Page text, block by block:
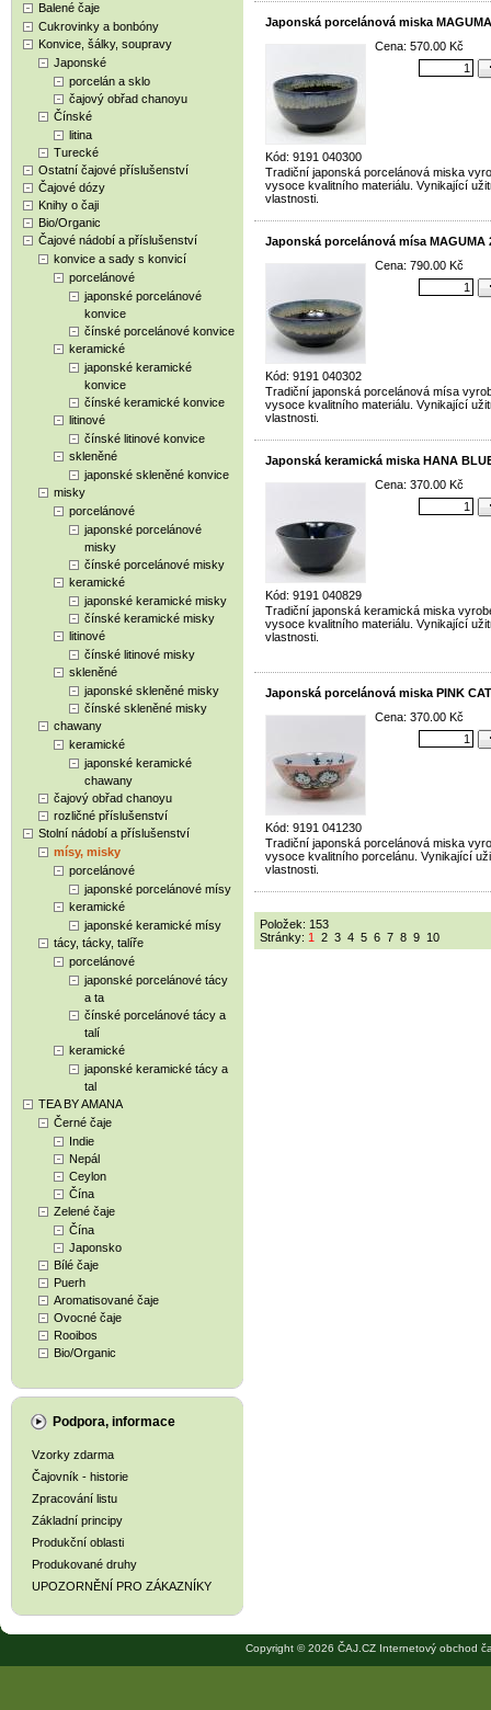
Balené čaje
Cukrovinky a bonbóny
Konvice, šálky, soupravy
Japonské
porcelán a sklo
čajový obřad chanoyu
Čínské
litina
Turecké
Ostatní čajové příslušenství
Čajové dózy
Knihy o čaji
Bio/Organic
Čajové nádobí a příslušenství
konvice a sady s konvicí
porcelánové
japonské porcelánové
konvice
čínské porcelánové konvice
keramické
japonské keramické
konvice
čínské keramické konvice
litinové
čínské litinové konvice
skleněné
japonské skleněné konvice
misky
porcelánové
japonské porcelánové
misky
čínské porcelánové misky
keramické
japonské keramické misky
čínské keramické misky
litinové
čínské litinové misky
skleněné
japonské skleněné misky
čínské skleněné misky
chawany
keramické
japonské keramické
chawany
čajový obřad chanoyu
rozličné příslušenství
Stolní nádobí a příslušenství
mísy, misky
porcelánové
japonské porcelánové mísy
keramické
japonské keramické mísy
tácy, tácky, talíře
porcelánové
japonské porcelánové tácy
a ta
čínské porcelánové tácy a
talí
keramické
japonské keramické tácy a
tal
TEA BY AMANA
Černé čaje
Indie
Nepál
Ceylon
Čína
Zelené čaje
Čína
Japonsko
Bílé čaje
Puerh
Aromatisované čaje
Ovocné čaje
Rooibos
Bio/Organic
Podpora, informace
Vzorky zdarma
Čajovník - historie
Zpracování listu
Základní principy
Produkční oblasti
Produkované druhy
UPOZORNĚNÍ PRO ZÁKAZNÍKY
Japonská porcelánová miska
Kód: 9191 040300
Cena: 570.00 Kč
Tradiční japonská porcelánová miska
vysoce kvalitního materiálu. Vynikající
vlastnosti.
Japonská porcelánová mísa MAGUMA
Kód: 9191 040302
Cena: 790.00 Kč
Tradiční japonská porcelánová mísa
vysoce kvalitního materiálu. Vynikající
vlastnosti.
Japonská keramická miska HANA
Kód: 9191 040829
Cena: 370.00 Kč
Tradiční japonská keramická miska
vysoce kvalitního materiálu. Vynikající
vlastnosti.
Japonská porcelánová miska PINK
Kód: 9191 041230
Cena: 370.00 Kč
Tradiční japonská porcelánová miska
vysoce kvalitního porcelánu. Vynikající
vlastnosti.
Položek: 153
Stránky: 1 2 3 4 5 6 7 8 9 10
Copyright © 2026 ČAJ.CZ Internetový obchod